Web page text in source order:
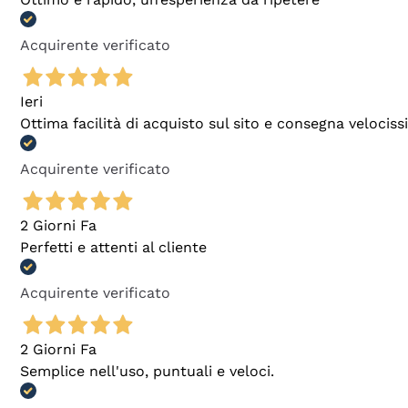
Acquirente verificato
Ieri
Ottima facilità di acquisto sul sito e consegna
Acquirente verificato
2 Giorni Fa
Perfetti e attenti al cliente
Acquirente verificato
2 Giorni Fa
Semplice nell'uso, puntuali e veloci.